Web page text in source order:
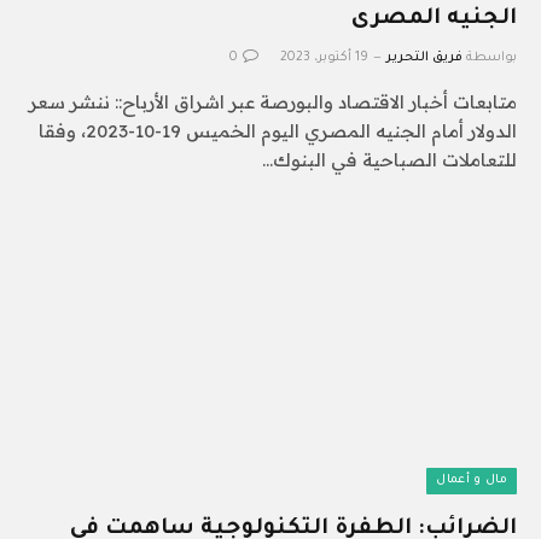
الجنيه المصرى
بواسطة فريق التحرير 19 أكتوبر، 2023 0
متابعات أخبار الاقتصاد والبورصة عبر اشراق الأرباح:: ننشر سعر
الدولار أمام الجنيه المصري اليوم الخميس 19-10-2023، وفقا
للتعاملات الصباحية في البنوك…
مال و أعمال
الضرائب: الطفرة التكنولوجية ساهمت فى